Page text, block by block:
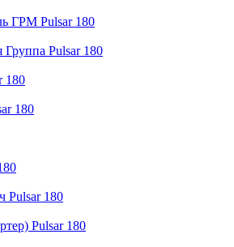
ГРМ Pulsar 180
Pulsar 180
180
180
Pulsar 180
Pulsar 180